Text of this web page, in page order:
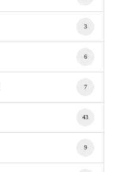
3
6
7
43
9